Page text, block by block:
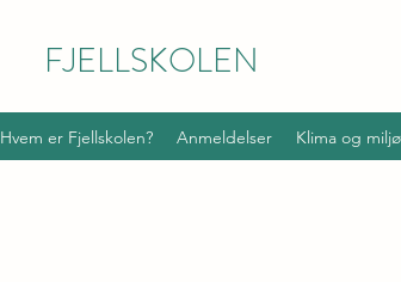
FJELLSKOLEN
Hvem er Fjellskolen? Anmeldelser Klima og miljø